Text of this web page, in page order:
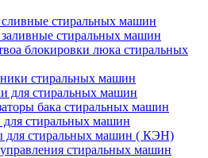
стиральных машин
стиральных машин
блокировки люка стиральных
стиральных машин
для стиральных машин
бака стиральных машин
для стиральных машин
для стиральных машин ( КЭН)
стиральных машин